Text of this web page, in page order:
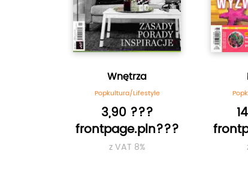
Wnętrza
Popkultura/Lifestyle
3,90 ???
frontpage.pln???
z VAT 8%